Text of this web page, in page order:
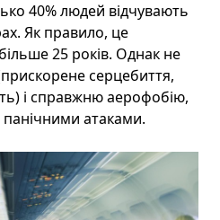
40% людей відчувають
Як правило, це
25 років. Однак не
серцебиття,
і справжню аерофобію,
атаками.